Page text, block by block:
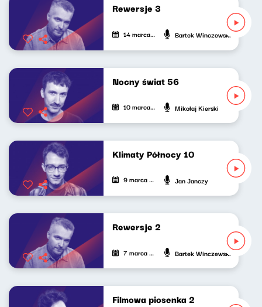
Rewersje 3
14 marca 2022 Bartek Winczewski
Nocny świat 56
10 marca 2022 Mikołaj Kierski
Klimaty Północy 10
9 marca 2022 Jan Janczy
Rewersje 2
7 marca 2022 Bartek Winczewski
Filmowa piosenka 2